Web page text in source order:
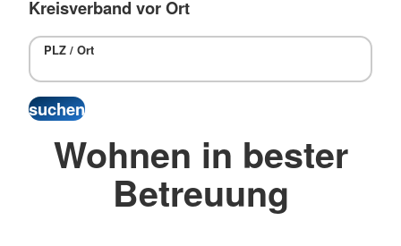
Kreisverband vor Ort
PLZ / Ort
Wohnen in bester
Betreuung